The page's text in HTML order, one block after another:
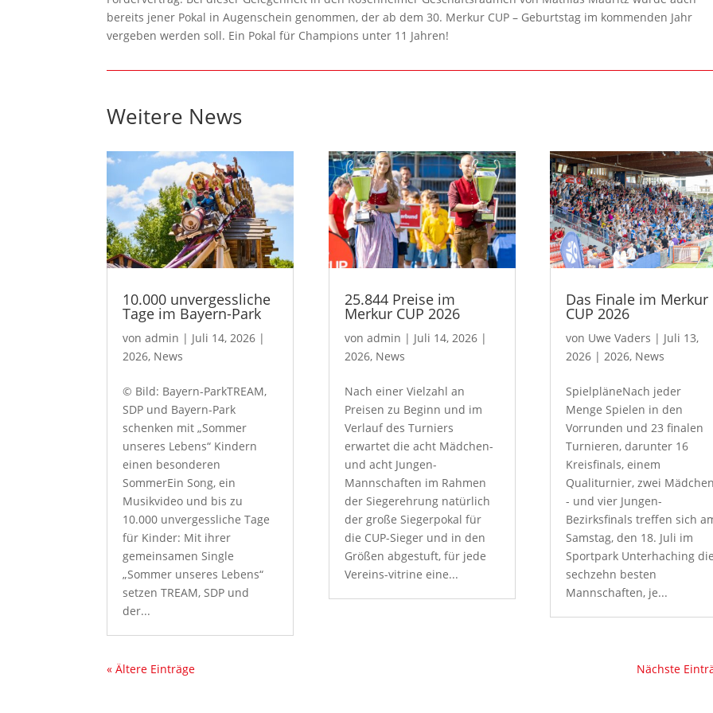
bereits jener Pokal in Augenschein genommen, der ab dem 30. Merkur CUP – Geburtstag im kommenden Jahr
vergeben werden soll. Ein Pokal für Champions unter 11 Jahren!
Weitere News
10.000 unvergessliche
Tage im Bayern-Park
vonadmin | Juli 14, 2026 |
2026, News
© Bild: Bayern-ParkTREAM,
SDP und Bayern-Park
schenken mit „Sommer
unseres Lebens“ Kindern
einen besonderen
SommerEin Song, ein
Musikvideo und bis zu
10.000 unvergessliche Tage
für Kinder: Mit ihrer
gemeinsamen Single
„Sommer unseres Lebens“
setzen TREAM, SDP und
der...
25.844 Preise im
Merkur CUP 2026
von admin | Juli 14, 2026|
2026, News
Nach einer Vielzahl an
Preisen zu Beginn und im
Verlauf des Turniers
erwartet die acht Mädchen-
und acht Jungen-
Mannschaften im Rahmen
der Siegerehrung natürlich
der große Siegerpokal für
die CUP-Sieger und in den
Größen abgestuft, für jede
Vereins-vitrine eine...
Das Finale im Merkur
CUP 2026
von Uwe Vaders | Juli 13,
2026 |2026, News
SpielpläneNach jeder
Menge Spielen in den
Vorrunden und 23 finalen
Turnieren, darunter 16
Kreisfinals, einem
Qualiturnier, zwei Mädchen
- und vier Jungen-
Bezirksfinals treffen sich
Samstag, den 18. Juli im
Sportpark Unterhaching die
sechzehn besten
Mannschaften, je...
« Ältere Einträge Nächste